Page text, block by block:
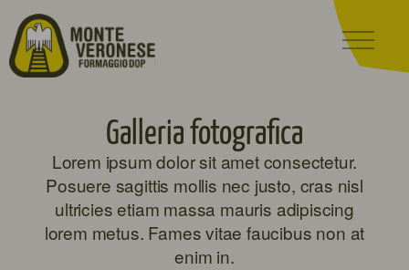
Galleria fotografica
Lorem ipsum dolor sit amet consectetur.
Posuere sagittis mollis nec justo, cras nisl
ultricies etiam massa mauris adipiscing
lorem metus. Fames vitae faucibus non at
enim in.